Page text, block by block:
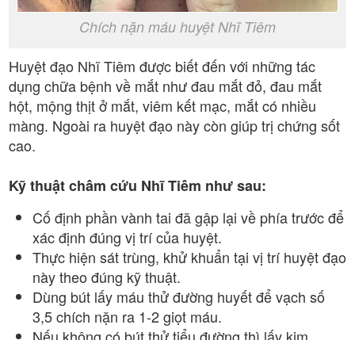
Chích nặn máu huyệt Nhĩ Tiêm
Huyệt đạo Nhĩ Tiêm được biết đến với những tác
dụng chữa bệnh về mắt như đau mắt đỏ, đau mắt
hột, mộng thịt ở mắt, viêm kết mạc, mắt có nhiều
màng. Ngoài ra huyệt đạo này còn giúp trị chứng sốt
cao.
Kỹ thuật châm cứu Nhĩ Tiêm như sau:
Cố định phần vành tai đã gập lại về phía trước để
xác định đúng vị trí của huyệt.
Thực hiện sát trùng, khử khuẩn tại vị trí huyệt đạo
này theo đúng kỹ thuật.
Dùng bút lấy máu thử đường huyết để vạch số
3,5 chích nặn ra 1-2 giọt máu.